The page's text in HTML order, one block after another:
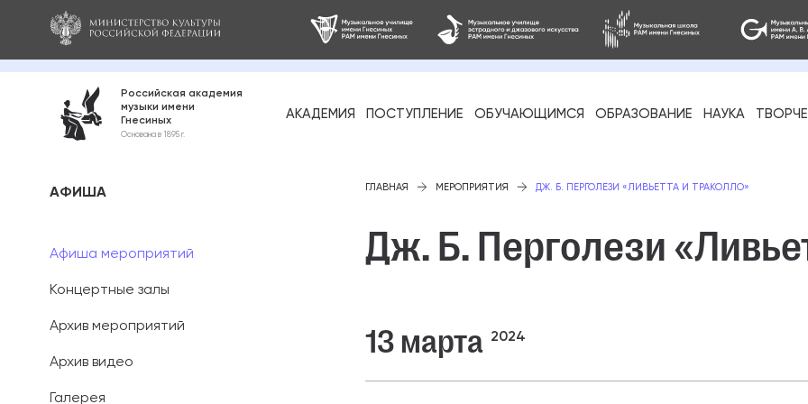
Российская академия
музыки имени
Гнесиных
Основана в 1895 г.
АКАДЕМИЯ ПОСТУПЛЕНИЕ ОБУЧАЮЩИМСЯ ОБРАЗОВАНИЕ НАУКА
Бакалавриат
Специалитет
Аспирантура
АФИША
Афиша мероприятий
Концертные залы
Архив мероприятий
Архив видео
Галерея
ГЛАВНАЯ МЕРОПРИЯТИЯ ДЖ. Б. ПЕРГОЛЕЗИ «ЛИВЬЕТТА И ТРАКОЛЛО»
Дж. Б. Перголези
13 марта 2024